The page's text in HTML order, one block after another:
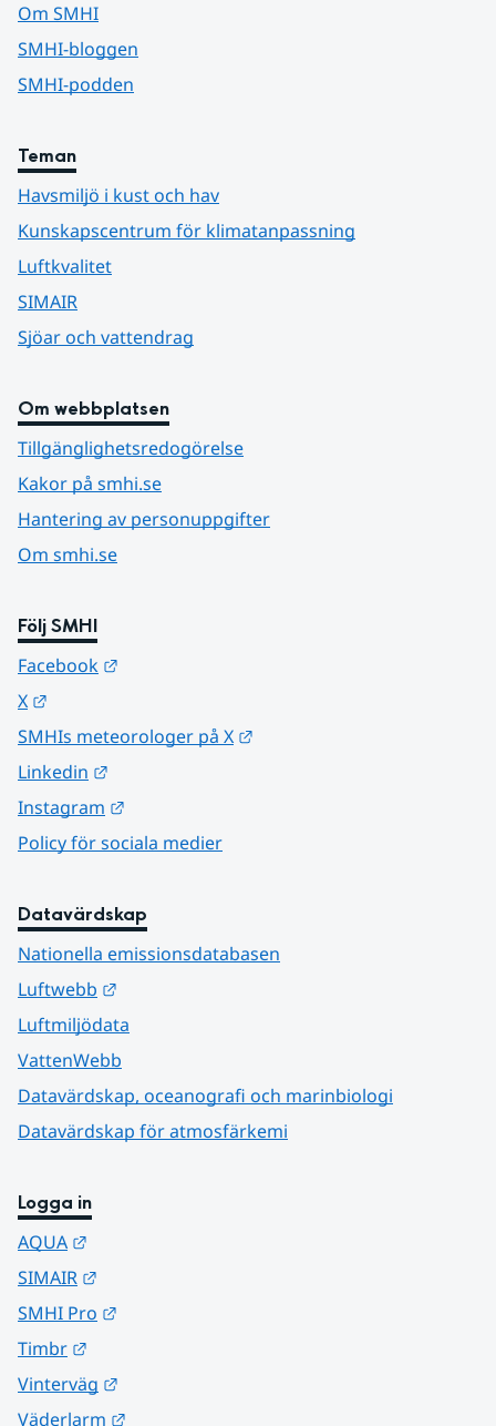
Om SMHI
SMHI-bloggen
SMHI-podden
Teman
Havsmiljö i kust och hav
Kunskapscentrum för klimatanpassning
Luftkvalitet
SIMAIR
Sjöar och vattendrag
Om webbplatsen
Tillgänglighetsredogörelse
Kakor på smhi.se
Hantering av personuppgifter
Om smhi.se
Följ SMHI
Facebook
X
SMHIs meteorologer på X
Linkedin
Instagram
Policy för sociala medier
Datavärdskap
Nationella emissionsdatabasen
Luftwebb
Luftmiljödata
VattenWebb
Datavärdskap, oceanografi och marinbiologi
Datavärdskap för atmosfärkemi
Logga in
AQUA
SIMAIR
SMHI Pro
Timbr
Vinterväg
Väderlarm